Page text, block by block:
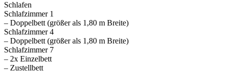
Schlafen
Schlafzimmer 1
– Doppelbett (größer als 1,80 m Breite)
Schlafzimmer 4
– Doppelbett (größer als 1,80 m Breite)
Schlafzimmer 7
– 2x Einzelbett
– Zustellbett